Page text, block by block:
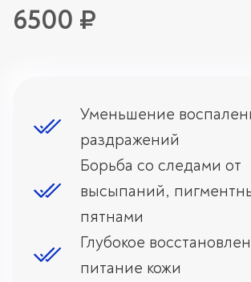
6500 ₽
Уменьшение
раздражений
Борьба со следами от
высыпаний,
пятнами
Глубокое
питание кожи